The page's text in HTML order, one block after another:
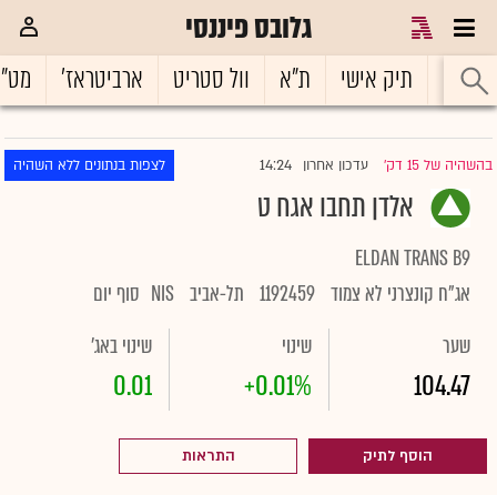
גלובס פיננסי
ראשי תיק אישי ת"א וול סטריט ארביטראז'
בהשהיה של 15 דק' |עדכון אחרון 14:24 לצפות בנתונים ללא השהיה
אלדן תחבו אגח ט
ELDAN TRANS B9
אג"ח קונצרני לא צמוד 1192459 תל-אביב NIS סוף יום
שער
104.47
שינוי
+0.01%
שינוי באג'
0.01
הוסף לתיק התראות